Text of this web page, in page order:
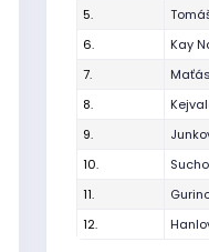
5.
6.
Kay
7.
8.
9.
10.
11.
12.